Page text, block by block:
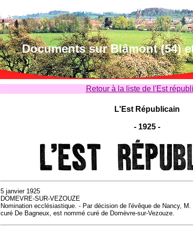
Documents sur Blâmont (54)
Retour à la liste de l'Est
L'Est Républicain
- 1925 -
5 janvier 1925
DOMEVRE-SUR-VEZOUZE
Nomination ecclésiastique. - Par décision de l'évêque de Nancy,
curé De Bagneux, est nommé curé de Domèvre-sur-Vezouze.